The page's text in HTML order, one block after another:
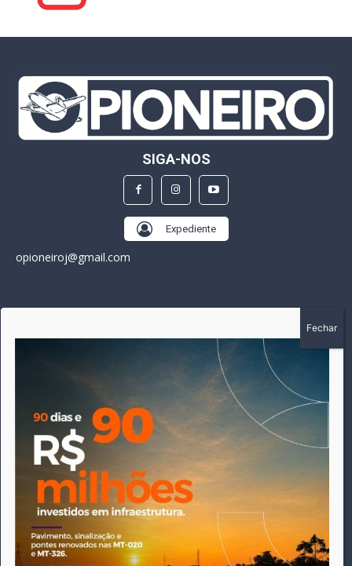
SIGA-NOS
Expediente
opioneiroj@gmail.com
A história do Pioneiro inicia em fevereiro de 2005 em
Canarana - MT, na época, como um jornal impresso semanal,
que chegou a possuir mil assinantes. Durante 15 anos, foram
publicadas 691 edições que narraram os acontecimentos
políticos, policiais e cotidianos de Canarana e região. Fiel a sua
origem, pautado sempre pela busca incessante da
imparcialidade, faz jus a sua logo, com o característico "avião
da praça" de Canarana, sendo o símbolo do
comprometimento deste veículo de comunicação com o
relato dos fatos neste município. Em 06 de dezembro de 2019
circulou a última edição impressa do jornal, que desde então
tem veiculação exclusivamente online.